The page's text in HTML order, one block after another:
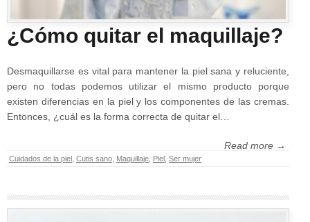
¿Cómo quitar el maquillaje?
Desmaquillarse es vital para mantener la piel sana y reluciente,
pero no todas podemos utilizar el mismo producto porque
existen diferencias en la piel y los componentes de las cremas.
Entonces, ¿cuál es la forma correcta de quitar el…
Read more →
Cuidados de la piel Cutis sano Maquillaje Piel Ser mujer